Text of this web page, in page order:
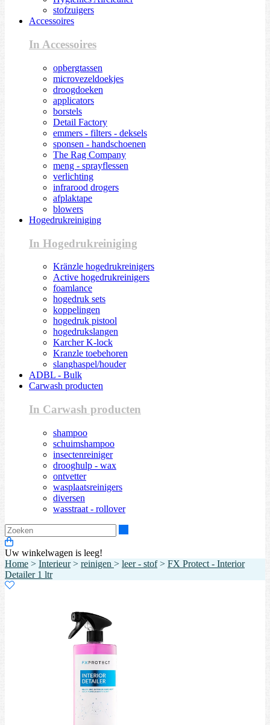
stofzuigers
Accessoires
In Accessoires
opbergtassen
microvezeldoekjes
droogdoeken
applicators
borstels
Detail Factory
emmers - filters - deksels
sponsen - handschoenen
The Rag Company
meng - sprayflessen
verlichting
infrarood drogers
afplaktape
blowers
Hogedrukreiniging
In Hogedrukreiniging
Kränzle hogedrukreinigers
Active hogedrukreinigers
foamlance
hogedruk sets
koppelingen
hogedruk pistool
hogedrukslangen
Karcher K-lock
Kranzle toebehoren
slanghaspel/houder
ADBL - Bulk
Carwash producten
In Carwash producten
shampoo
schuimshampoo
insectenreiniger
drooghulp - wax
ontvetter
wasplaatsreinigers
diversen
wasstraat - rollover
Uw winkelwagen is leeg!
Home > Interieur> reinigen > leer - stof> FX Protect - Interior
Detailer 1 ltr